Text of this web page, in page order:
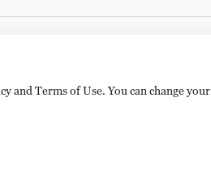
and Terms of Use. You can change your